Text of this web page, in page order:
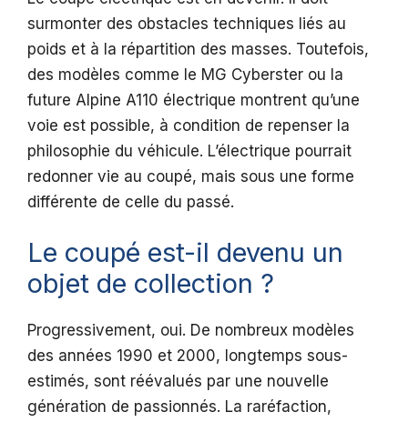
surmonter des obstacles techniques liés au
poids et à la répartition des masses. Toutefois,
des modèles comme le MG Cyberster ou la
future Alpine A110 électrique montrent qu’une
voie est possible, à condition de repenser la
philosophie du véhicule. L’électrique pourrait
redonner vie au coupé, mais sous une forme
différente de celle du passé.
Le coupé est-il devenu un
objet de collection ?
Progressivement, oui. De nombreux modèles
des années 1990 et 2000, longtemps sous-
estimés, sont réévalués par une nouvelle
génération de passionnés. La raréfaction,